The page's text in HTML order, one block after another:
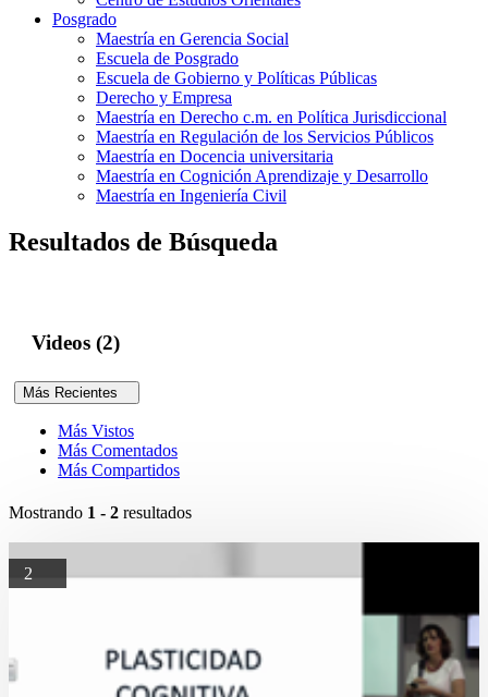
Posgrado
Maestría en Gerencia Social
Escuela de Posgrado
Escuela de Gobierno y Políticas Públicas
Derecho y Empresa
Maestría en Derecho c.m. en Política Jurisdiccional
Maestría en Regulación de los Servicios Públicos
Maestría en Docencia universitaria
Maestría en Cognición Aprendizaje y Desarrollo
Maestría en Ingeniería Civil
Resultados de Búsqueda
Videos (2)
Más Recientes
Más Vistos
Más Comentados
Más Compartidos
Mostrando 1 - 2 resultados
2